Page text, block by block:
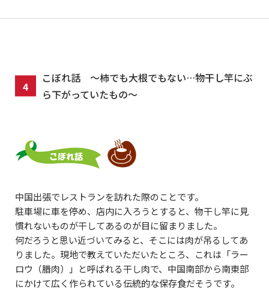
こぼれ話 ～柿でも大根でもない…物干し竿にぶ
ら下がっていたもの～
中国出張でレストランを訪れた際のことです。
駐車場に車を停め、店内に入ろうとすると、物干し竿に見
慣れないものが干してあるのが目に留まりました。
何だろうと思い近づいてみると、そこには肉が吊るしてあ
りました。現地で教えていただいたところ、これは「ラー
ロウ（腊肉）」と呼ばれる干し肉で、中国南部から南東部
にかけて広く作られている伝統的な保存食だそうです。